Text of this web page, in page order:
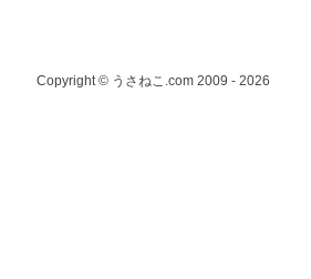
Copyright © うさねこ.com 2009 - 2026